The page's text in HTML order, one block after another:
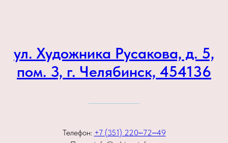
ул. Художника Русакова, д. 5,
пом. 3, г. Челябинск, 454136
Телефон: +7 (351) 220‒72‒49